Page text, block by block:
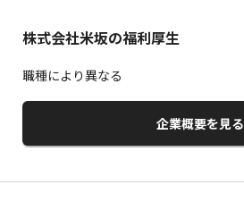
株式会社米坂の福利厚生
職種により異なる
企業概要を見る